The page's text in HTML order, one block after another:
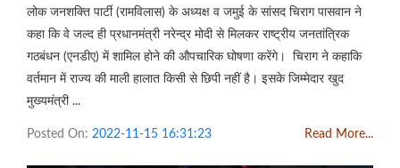
लोक जनशक्ति पार्टी (रामविलास) के अध्यक्ष व जमुई के सांसद चिराग पासवान ने
कहा कि वे जल्द ही प्रधानमंत्री नरेन्द्र मोदी से मिलकर राष्ट्रीय जनतांत्रिक
गठबंधन (एनडीए) में शामिल होने की औपचारिक घोषणा करेंगे। चिराग ने कहाकि
वर्तमान में राज्य की माली हालात किसी से छिपी नहीं है। इसके जिम्मेदार खुद
मुख्यमंत्री ...
Posted On: 2022-11-15 16:31:23 Read More...